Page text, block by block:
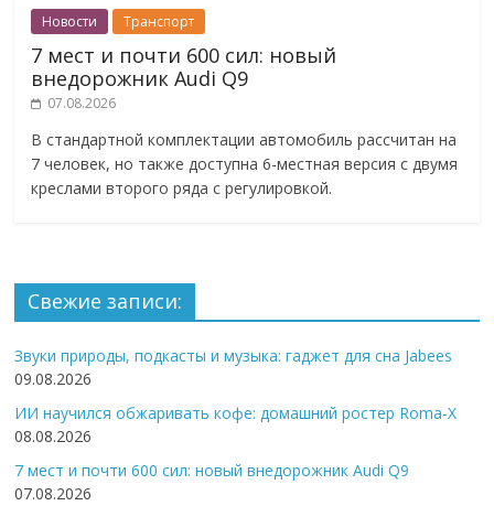
Новости Транспорт
7 мест и почти 600 сил: новый
внедорожник Audi Q9
07.08.2026
В стандартной комплектации автомобиль рассчитан на
7 человек, но также доступна 6-местная версия с двумя
креслами второго ряда с регулировкой.
Свежие записи:
Звуки природы, подкасты и музыка: гаджет для сна Jabees
09.08.2026
ИИ научился обжаривать кофе: домашний ростер Roma-X
08.08.2026
7 мест и почти 600 сил: новый внедорожник Audi Q9
07.08.2026